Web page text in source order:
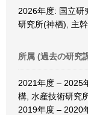
2026年度: 国立研
研究所(神栖), 主
所属 (過去の研究
2021年度 – 2025
構, 水産技術研究
2019年度 – 2020